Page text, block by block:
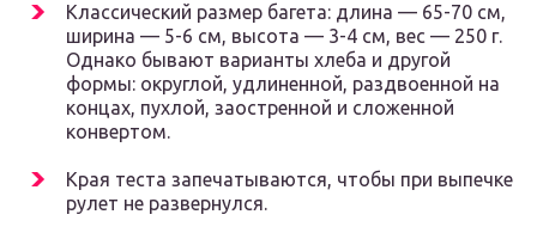
Классический размер багета: длина — 65-70 см,
ширина — 5-6 см, высота — 3-4 см, вес — 250 г.
Однако бывают варианты хлеба и другой
формы: округлой, удлиненной, раздвоенной на
концах, пухлой, заостренной и сложенной
конвертом.
Края теста запечатываются, чтобы при выпечке
рулет не развернулся.